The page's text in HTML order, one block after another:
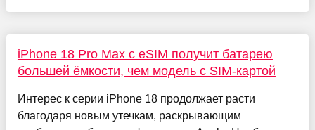
iPhone 18 Pro Max с eSIM получит батарею
большей ёмкости, чем модель с SIM-картой
Интерес к серии iPhone 18 продолжает расти
благодаря новым утечкам, раскрывающим